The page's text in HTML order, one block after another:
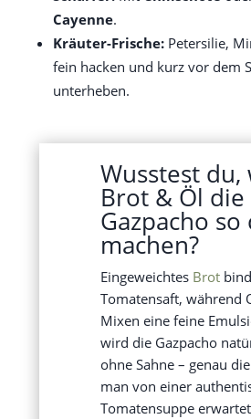
Cayenne.
Kräuter-Frische:Petersilie,
fein hacken und kurz vor dem
unterheben.
Wusstest du,
Brot & Öl die
Gazpacho
machen?
Eingeweichtes Brot
Tomatensaft, während
Mixen eine feine
wird die Gazpacho
ohne Sahne – genau
man von einer
Tomatensuppe